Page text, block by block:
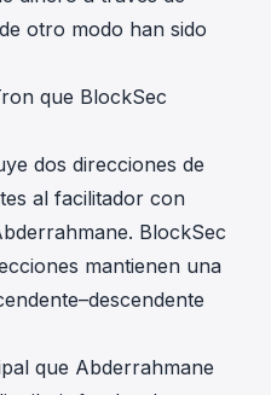
otro modo han sido
que BlockSec
dos direcciones de
al facilitador con
BlockSec
mantienen una
que Abderrahmane